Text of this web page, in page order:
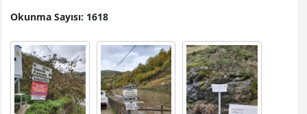
Okunma Sayısı: 1618